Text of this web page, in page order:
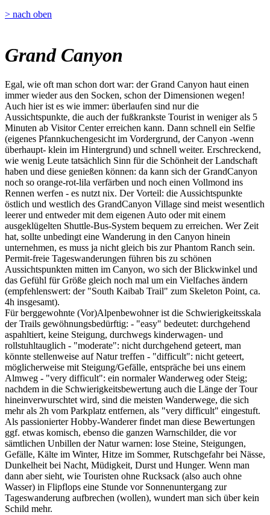
> nach oben
Grand Canyon
Egal, wie oft man schon dort war: der Grand Canyon haut einen
immer wieder aus den Socken, schon der Dimensionen wegen!
Auch hier ist es wie immer: überlaufen sind nur die
Aussichtspunkte, die auch der fußkrankste Tourist in weniger als 5
Minuten ab Visitor Center erreichen kann. Dann schnell ein Selfie
(eigenes Pfannkuchengesicht im Vordergrund, der Canyon -wenn
überhaupt- klein im Hintergrund) und schnell weiter. Erschreckend,
wie wenig Leute tatsächlich Sinn für die Schönheit der Landschaft
haben und diese genießen können: da kann sich der GrandCanyon
noch so orange-rot-lila verfärben und noch einen Vollmond ins
Rennen werfen - es nutzt nix. Der Vorteil: die Aussichtspunkte
östlich und westlich des GrandCanyon Village sind meist wesentlich
leerer und entweder mit dem eigenen Auto oder mit einem
ausgeklügelten Shuttle-Bus-System bequem zu erreichen. Wer Zeit
hat, sollte unbedingt eine Wanderung in den Canyon hinein
unternehmen, es muss ja nicht gleich bis zur Phantom Ranch sein.
Permit-freie Tageswanderungen führen bis zu schönen
Aussichtspunkten mitten im Canyon, wo sich der Blickwinkel und
das Gefühl für Größe gleich noch mal um ein Vielfaches ändern
(empfehlenswert: der "South Kaibab Trail" zum Skeleton Point, ca.
4h insgesamt).
Für berggewohnte (Vor)Alpenbewohner ist die Schwierigkeitsskala
der Trails gewöhnungsbedürftig: - "easy" bedeutet: durchgehend
aspahltiert, keine Steigung, durchwegs kinderwagen- und
rollstuhltauglich - "moderate": nicht durchgehend geteert, man
könnte stellenweise auf Natur treffen - "difficult": nicht geteert,
möglicherweise mit Steigung/Gefälle, entspräche bei uns einem
Almweg - "very difficult": ein normaler Wanderweg oder Steig;
nachdem in die Schwierigkeitsbewertung auch die Länge der Tour
hineinverwurschtet wird, sind die meisten Wanderwege, die sich
mehr als 2h vom Parkplatz entfernen, als "very difficult" eingestuft.
Als passionierter Hobby-Wanderer findet man diese Bewertungen
ggf. etwas komisch, ebenso die ganzen Warnschilder, die vor
sämtlichen Unbillen der Natur warnen: lose Steine, Steigungen,
Gefälle, Kälte im Winter, Hitze im Sommer, Rutschgefahr bei Nässe,
Dunkelheit bei Nacht, Müdigkeit, Durst und Hunger. Wenn man
dann aber sieht, wie Touristen ohne Rucksack (also auch ohne
Wasser) in Flipflops eine Stunde vor Sonnenuntergang zur
Tageswanderung aufbrechen (wollen), wundert man sich über kein
Schild mehr.